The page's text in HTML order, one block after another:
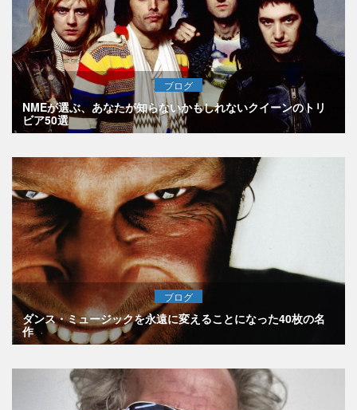
ブログ
NMEが選ぶ、あなたが知らないかもしれないクイーンのトリ
ビア50選
ブログ
ダンス・ミュージックを永遠に変えることになった40枚の名
作